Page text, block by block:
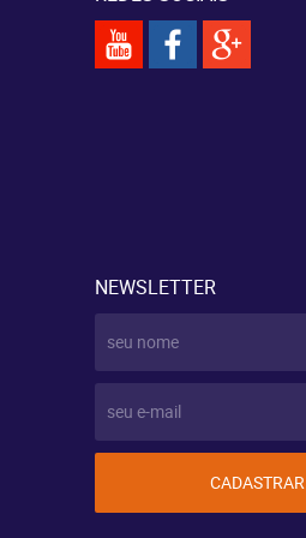
NEWSLETTER
CADASTRAR